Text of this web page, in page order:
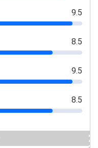
9.5
8.5
9.5
8.5